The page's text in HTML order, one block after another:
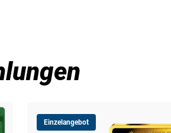
Einzelangebot